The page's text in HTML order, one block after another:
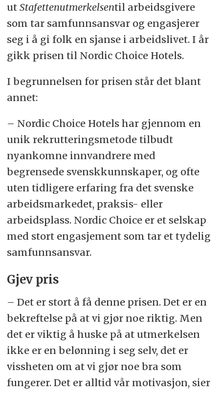
ut Stafettenutmerkelsentil arbeidsgivere
som tar samfunnsansvar og engasjerer
seg i å gi folk en sjanse i arbeidslivet. I år
gikk prisen til Nordic Choice Hotels.
I begrunnelsen for prisen står det blant
annet:
– Nordic Choice Hotels har gjennom en
unik rekrutteringsmetode tilbudt
nyankomne innvandrere med
begrensede svenskkunnskaper, og ofte
uten tidligere erfaring fra det svenske
arbeidsmarkedet, praksis- eller
arbeidsplass. Nordic Choice er et selskap
med stort engasjement som tar et tydelig
samfunnsansvar.
Gjev pris
– Det er stort å få denne prisen. Det er en
bekreftelse på at vi gjør noe riktig. Men
det er viktig å huske på at utmerkelsen
ikke er en belønning i seg selv, det er
vissheten om at vi gjør noe bra som
fungerer. Det er alltid vår motivasjon, sier